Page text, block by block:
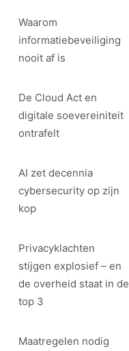
Waarom
informatiebeveiliging
nooit af is
De Cloud Act en
digitale soe­ve­rei­ni­teit
ontrafelt
AI zet decennia
cybersecurity op zijn
kop
Privacyklachten
stijgen explosief – en
de overheid staat in de
top 3
Maatregelen nodig